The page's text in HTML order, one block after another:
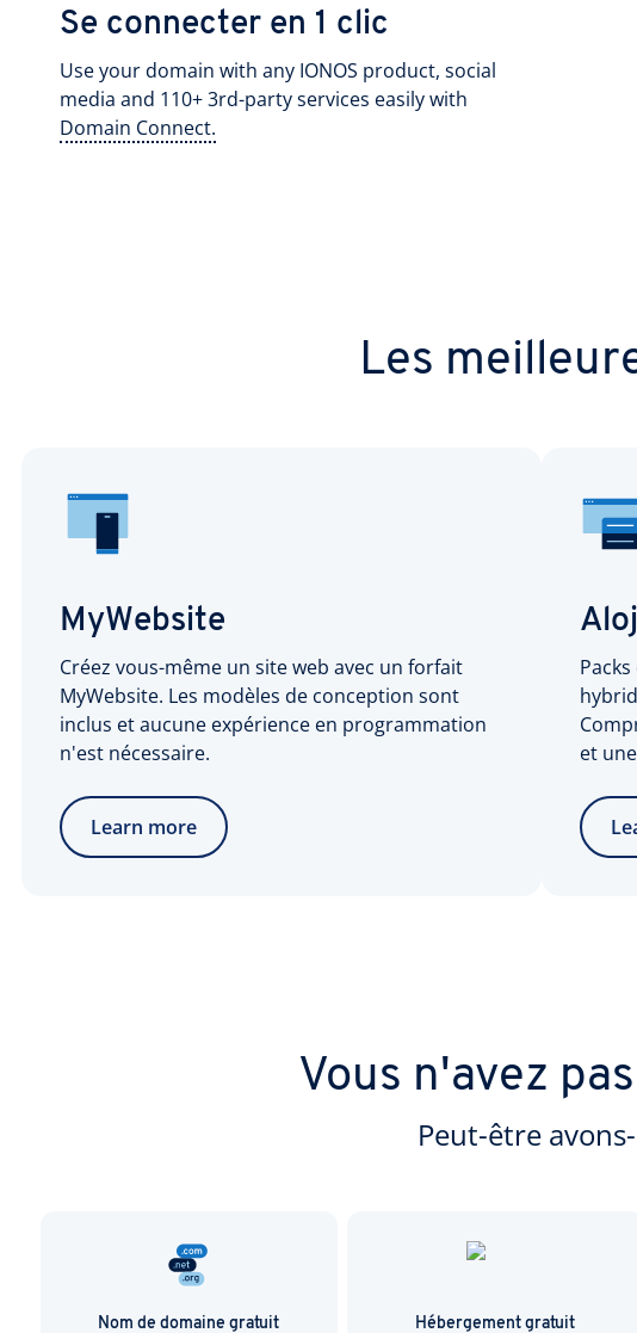
Se connecter en 1 clic
Use your domain with any IONOS product, social
media and 110+ 3rd-party services easily with
Domain Connect.
Les
MyWebsite
Créez vous-même un site web avec un forfait
MyWebsite. Les modèles de conception sont
inclus et aucune expérience en programmation
n'est nécessaire.
Learn more
et
Vous n'avez
Peut-être
Nom de domaine gratuit Hébergement gratuit